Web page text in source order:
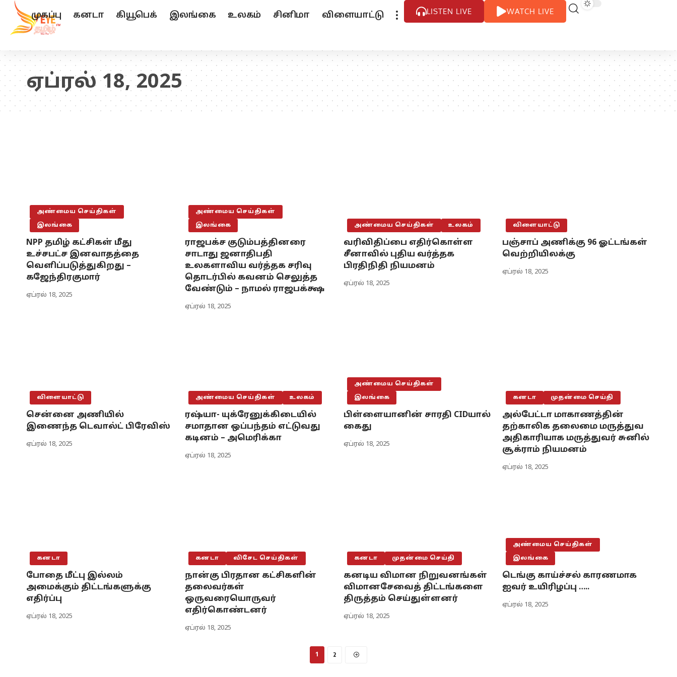
முகப்பு கனடா கியூபெக் இலங்கை உலகம் சினிமா விளையாட்டு LISTEN LIVE WATCH LIVE
ஏப்ரல் 18, 2025
அண்மைய செய்திகள்
இலங்கை
NPP தமிழ் கட்சிகள் மீது
உச்சபட்ச இனவாதத்தை
வெளிப்படுத்துகிறது –
கஜேந்திரகுமார்
ஏப்ரல் 18, 2025
அண்மைய செய்திகள்
இலங்கை
ராஜபக்ச குடும்பத்தினரை
சாடாது ஜனாதிபதி
உலகளாவிய வர்த்தக சரிவு
தொடர்பில் கவனம் செலுத்த
வேண்டும் – நாமல் ராஜபக்க்ஷ
ஏப்ரல் 18, 2025
அண்மைய செய்திகள் உலகம்
வரிவிதிப்பை எதிர்கொள்ள
சீனாவில் புதிய வர்த்தக
பிரதிநிதி நியமனம்
ஏப்ரல் 18, 2025
விளையாட்டு
பஞ்சாப் அணிக்கு 96 ஓட்டங்கள்
வெற்றியிலக்கு
ஏப்ரல் 18, 2025
விளையாட்டு
சென்னை அணியில்
இணைந்த டெவால்ட் பிரேவிஸ்
ஏப்ரல் 18, 2025
அண்மைய செய்திகள் உலகம்
ரஷ்யா- யுக்ரேனுக்கிடையில்
சமாதான ஒப்பந்தம் எட்டுவது
கடினம் – அமெரிக்கா
ஏப்ரல் 18, 2025
அண்மைய செய்திகள்
இலங்கை
பிள்ளையானின் சாரதி CIDயால்
கைது
ஏப்ரல் 18, 2025
கனடா முதன்மை செய்தி
அல்பேட்டா மாகாணத்தின்
தற்காலிக தலைமை மருத்துவ
அதிகாரியாக மருத்துவர் சுனில்
சூக்ராம் நியமனம்
ஏப்ரல் 18, 2025
கனடா
போதை மீட்பு இல்லம்
அமைக்கும் திட்டங்களுக்கு
எதிர்ப்பு
ஏப்ரல் 18, 2025
கனடா விசேட செய்திகள்
நான்கு பிரதான கட்சிகளின்
தலைவர்கள்
ஒருவரையொருவர்
எதிர்கொண்டனர்
ஏப்ரல் 18, 2025
கனடா முதன்மை செய்தி
கனடிய விமான நிறுவனங்கள்
விமானசேவைத் திட்டங்களை
திருத்தம் செய்துள்ளனர்
ஏப்ரல் 18, 2025
அண்மைய செய்திகள்
இலங்கை
டெங்கு காய்ச்சல் காரணமாக
ஐவர் உயிரிழப்பு …..
ஏப்ரல் 18, 2025
1 2